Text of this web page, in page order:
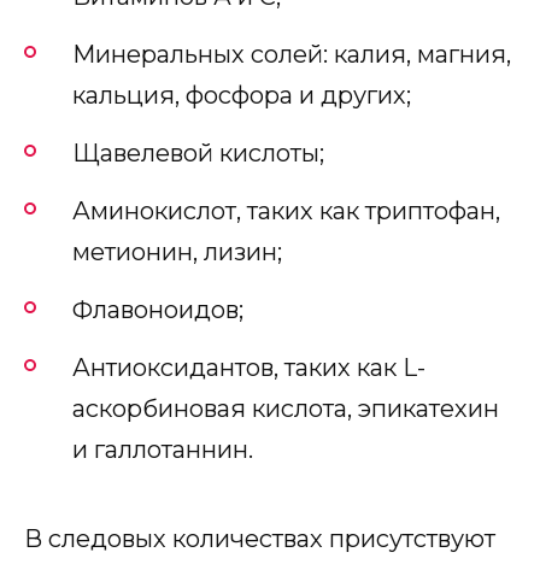
Минеральных солей: калия, магния,
кальция, фосфора и других;
Щавелевой кислоты;
Аминокислот, таких как триптофан,
метионин, лизин;
Флавоноидов;
Антиоксидантов, таких как L-
аскорбиновая кислота, эпикатехин
и галлотаннин.
В следовых количествах присутствуют